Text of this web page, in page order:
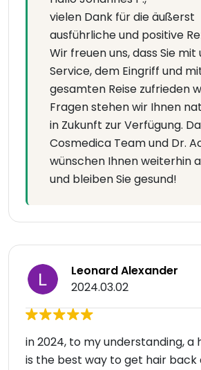
vielen Dank für die äußerst
ausführliche und positive
Wir freuen uns, dass Sie
Service, dem Eingriff und
gesamten Reise zufrieden
Fragen stehen wir Ihnen
in Zukunft zur Verfügung.
Cosmedica Team und Dr.
wünschen Ihnen weiterhin
und bleiben Sie gesund!
Leonard Alexander
2024.03.02
in 2024, to my understanding,
is the best way to get hair back